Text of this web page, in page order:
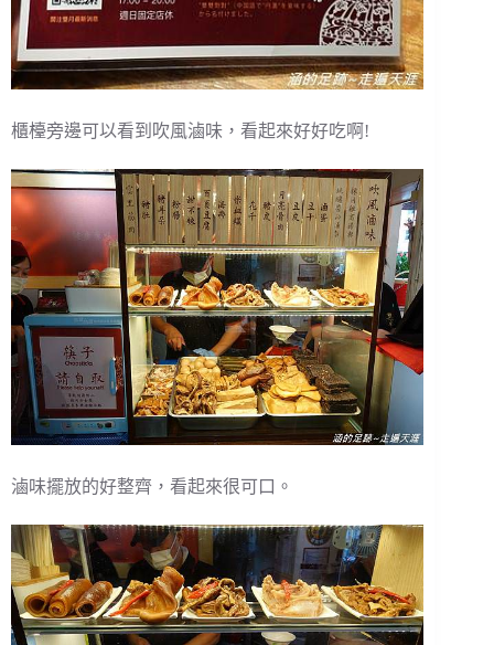
櫃檯旁邊可以看到吹風滷味，看起來好好吃啊!
滷味擺放的好整齊，看起來很可口。